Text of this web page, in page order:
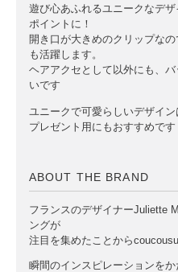
遊び心あふれるユニークなデ
ポイントに！
開き口が大きめのクリップな
も活躍します。
ヘアアクセとして以外にも、
いです
ユニークで可愛らしいデザイン
プレゼント用にもおすすめです
ABOUT THE BRAND
フランスのデザイナーJuliette
ングが
注目を集めたことから
瞬間のインスピレーションをか